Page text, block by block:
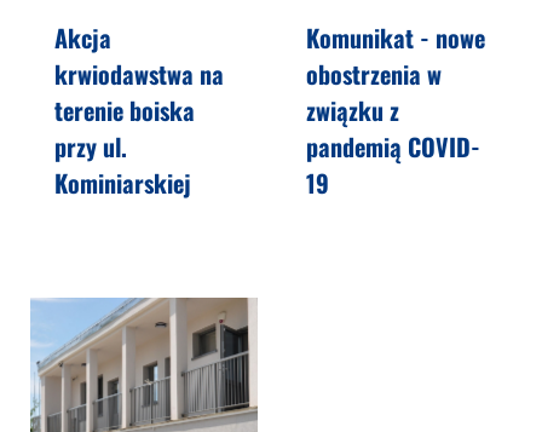
Akcja
krwiodawstwa na
terenie boiska
przy ul.
Kominiarskiej
Komunikat - nowe
obostrzenia w
związku z
pandemią COVID-
19